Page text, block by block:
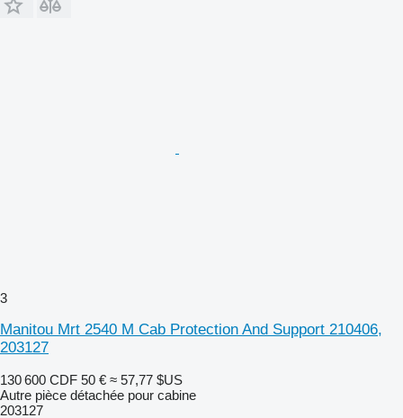
3
Manitou Mrt 2540 M Cab Protection And Support 210406,
203127
130 600 CDF 50 € ≈ 57,77 $US
Autre pièce détachée pour cabine
203127